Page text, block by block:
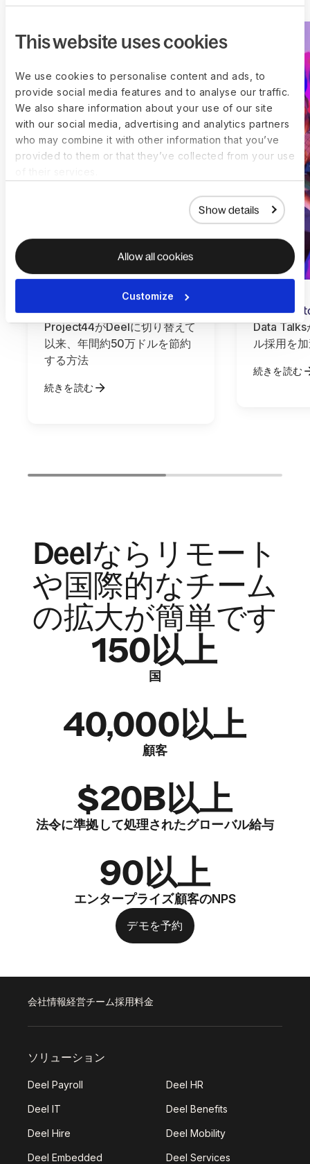
This website uses cookies
We use cookies to personalise content and ads, to
provide social media features and to analyse our traffic.
We also share information about your use of our site
with our social media, advertising and analytics partners
who may combine it with other information that you’ve
provided to them or that they’ve collected from your use
Show details
Allow all cookies
Customize
Project44がDeelに切り替えて
以来、年間約50万ドルを節約
する方法
続きを読む
Data
ル採用を
続きを読む
Deelならリモート
や国際的なチーム
の拡大が簡単です
150以上
国
40,000以上
顧客
$20B以上
法令に準拠して処理されたグローバル給与
90以上
エンタープライズ顧客のNPS
デモを予約
会社情報経営チーム採用料金
ソリューション
Deel Payroll Deel HR
Deel IT Deel Benefits
Deel Hire Deel Mobility
Deel Embedded Deel Services